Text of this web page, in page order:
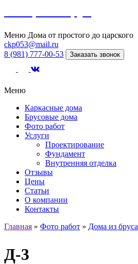
Меню Дома от простого до царского
ckp053@mail.ru
8 (981) 777-00-53
Заказать звонок
Меню
Каркасные дома
Брусовые дома
Фото работ
Услуги
Проектирование
Фундамент
Внутренняя отделка
Отзывы
Цены
Статьи
О компании
Контакты
Главная » Фото работ » Дома из бруса
Д-3